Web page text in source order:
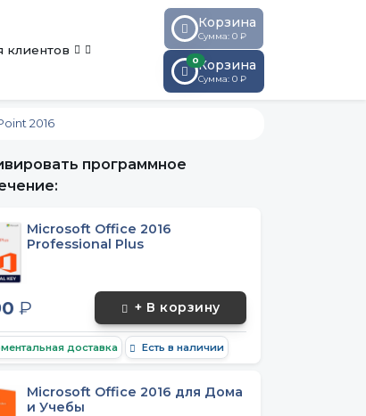
клиентов
Корзина
Сумма: 0 ₽
0Корзина
Сумма: 0 ₽
2016
программное
Microsoft Office 2016
Professional Plus
₽ + В корзину
доставка Есть в наличии
Microsoft Office 2016 для Дома
и Учебы